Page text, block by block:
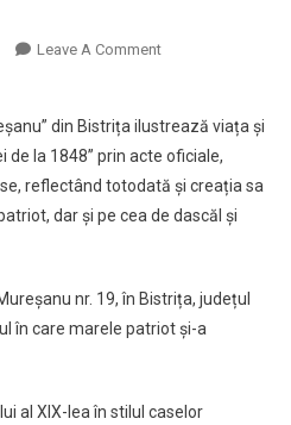
Leave A CommentOn
„Andrei
Mureșanu”
Din
Bistrița
din Bistrița ilustrează viața și
de la 1848” prin acte oficiale,
reflectând totodată și creația sa
dar și pe cea de dascăl și
nr. 19, în Bistrița, județul
în care marele patriot și-a
al XIX-lea în stilul caselor